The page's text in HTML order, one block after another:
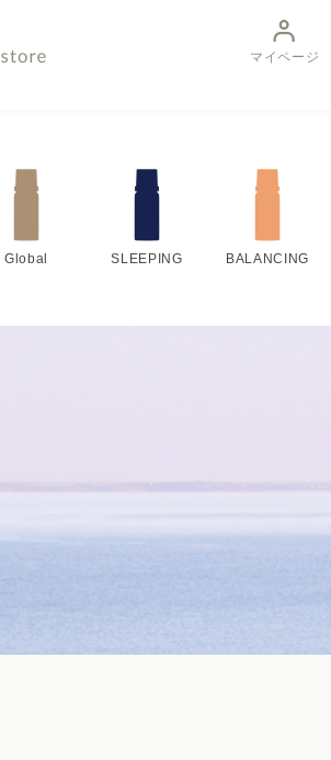
マイページ
Global SLEEPING BALANCING